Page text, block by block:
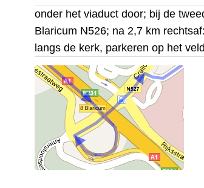
onder het viaduct door; bij de
Blaricum N526; na 2,7 km
langs de kerk, parkeren op het